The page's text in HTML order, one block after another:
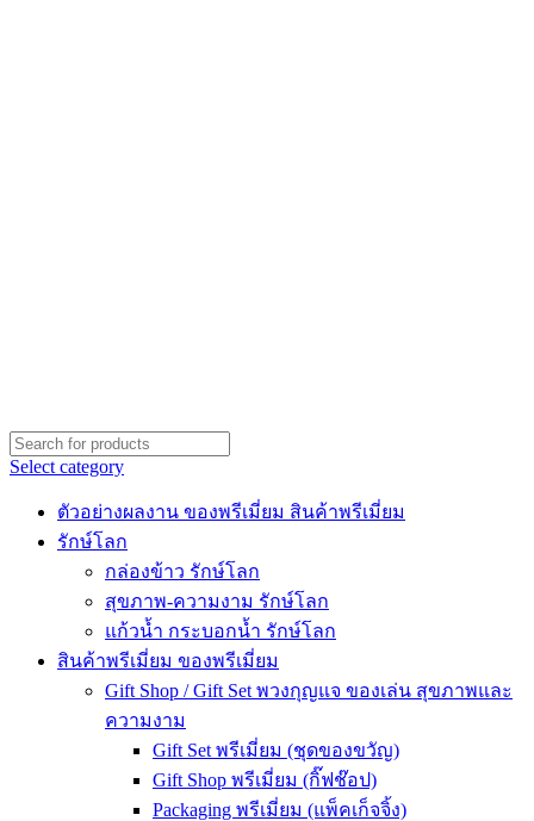
Select category
ตัวอย่างผลงาน ของพรีเมี่ยม สินค้าพรีเมี่ยม
รักษ์โลก
กล่องข้าว รักษ์โลก
สุขภาพ-ความงาม รักษ์โลก
แก้วน้ำ กระบอกน้ำ รักษ์โลก
สินค้าพรีเมี่ยม ของพรีเมี่ยม
Gift Shop / Gift Set พวงกุญแจ ของเล่น สุขภาพและ
ความงาม
Gift Set พรีเมี่ยม (ชุดของขวัญ)
Gift Shop พรีเมี่ยม (กิ๊ฟช๊อป)
Packaging พรีเมี่ยม (แพ็คเก็จจิ้ง)